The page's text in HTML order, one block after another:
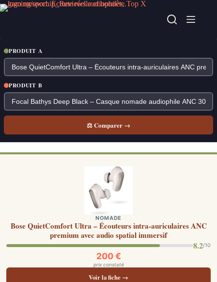
Passer
au
PRODUIT A
PRODUIT B
⚖ Comparer →
NOMADE
Bose QuietComfort Ultra – Écouteurs intra-auriculaires ANC
premium avec audio spatial immersif
8.2/10
200 €
prix constaté
Voir la fiche →